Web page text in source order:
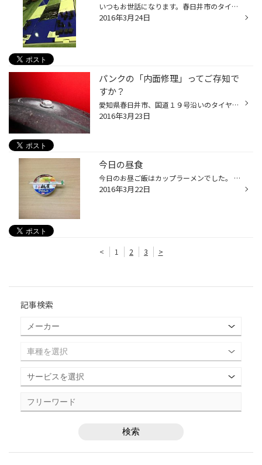
いつもお世話になります。春日井市のタイヤ館春日井です。 先日、リフトが新しくなりました(^^) 以前のタイプは約20年使用したことになります。 しっかりメンテナンスすれば、長く使用できるんですね(@_@) 3～4月は履き替えでお客様がたくさん来店頂ける月です。 作業も安全に行えるので、PIT追加作...
2016年3月24日
パンクの「内面修理」ってご存知で
すか？
愛知県春日井市、国道１９号沿いのタイヤ館春日井です。 当店ではおクルマのパンク修理も承っております！ ただ単にパンク修理と言っても実は２通りの施工方法があるのをご存知でしょうか。 今回はその２通りの方法をお知らせしたいと思います。 ・ひとつめは、異物を抜いて穴を拡げ外から詰め物を...
2016年3月23日
今日の昼食
今日のお昼ご飯はカップラーメンでした。 たまに食べるとおいしく感じますね。 何かオススメのカップラーメンがありましたら、 教えて下さい。
2016年3月22日
< 1 2 3 >
記事検索